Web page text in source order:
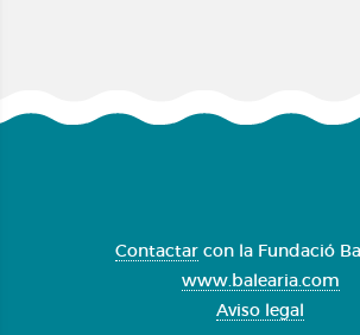
Contactarcon la Fundació
www.balearia.com
Aviso legal